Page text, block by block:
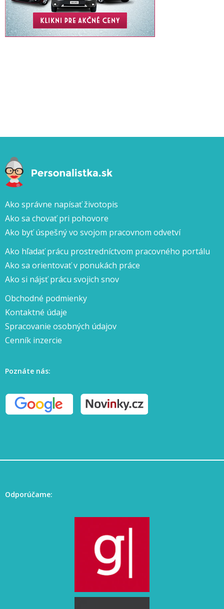
Ako správne napísať životopis
Ako sa chovať pri pohovore
Ako byť úspešný vo svojom pracovnom odvetví
Ako hľadať prácu prostredníctvom pracovného portálu
Ako sa orientovať v ponukách práce
Ako si nájsť prácu svojich snov
Obchodné podmienky
Kontaktné údaje
Spracovanie osobných údajov
Cenník inzercie
Poznáte nás:
Odporúčame: